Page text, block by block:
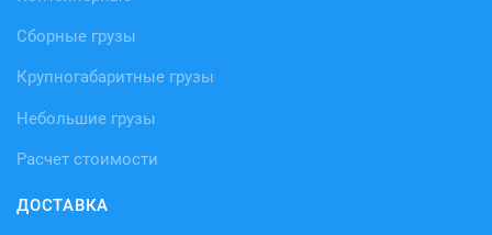
Сборные грузы
Крупногабаритные грузы
Небольшие грузы
Расчет стоимости
ДОСТАВКА